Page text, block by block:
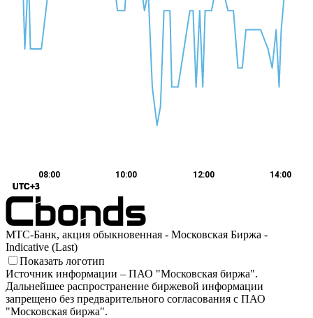
UTC+3
UTC+3
UTC+3
08:00 10:00 12:00 14:00
МТС-Банк, акция обыкновенная - Московская Биржа -
Indicative (Last)
Показать логотип
Источник информации – ПАО "Московская биржа".
Дальнейшее распространение биржевой информации
запрещено без предварительного согласования с ПАО
"Московская биржа".